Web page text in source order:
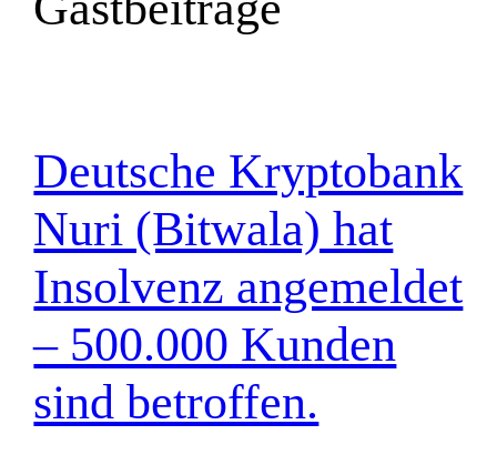
Deutsche Kryptobank
Nuri (Bitwala) hat
Insolvenz angemeldet
– 500.000 Kunden
sind betroffen.